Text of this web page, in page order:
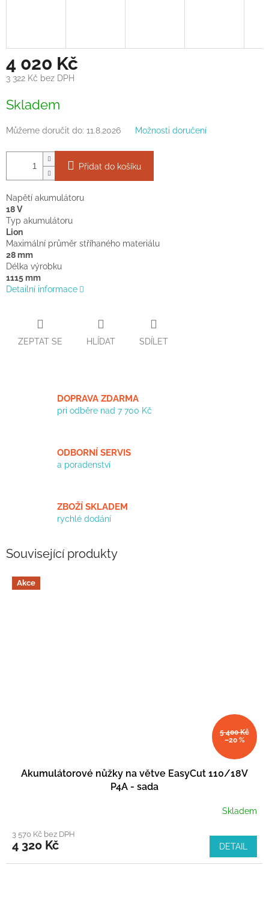
4 020 Kč
3 322 Kč bez DPH
cena:
Skladem
Můžeme doručit do: 11.8.2026 Možnosti doručení
Přidat do košíku
Napětí akumulátoru
18 V
Typ akumulátoru
Lion
Maximální průměr stříhaného materiálu
28 mm
Délka výrobku
1115 mm
Detailní informace
ZEPTAT SE HLÍDAT SDÍLET
DOPRAVA ZDARMA
pri odběre nad 7 700 Kč
ODBORNÍ SERVIS
a poradenství
ZBOŽÍ SKLADEM
rychlé dodání
Související produkty
Akce
5 400 Kč
–20 %
Akumulátorové nůžky na větve EasyCut 110/18V
P4A - sada
Skladem
3 570 Kč bez DPH
4 320 Kč DETAIL